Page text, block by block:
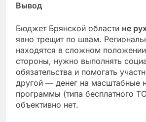
Вывод
Бюджет Брянской области не
явно трещит по швам.
находятся в сложном
стороны, нужно выполнять
обязательства и помогать
другой — денег на масштабные
программы (типа бесплатного
объективно нет.